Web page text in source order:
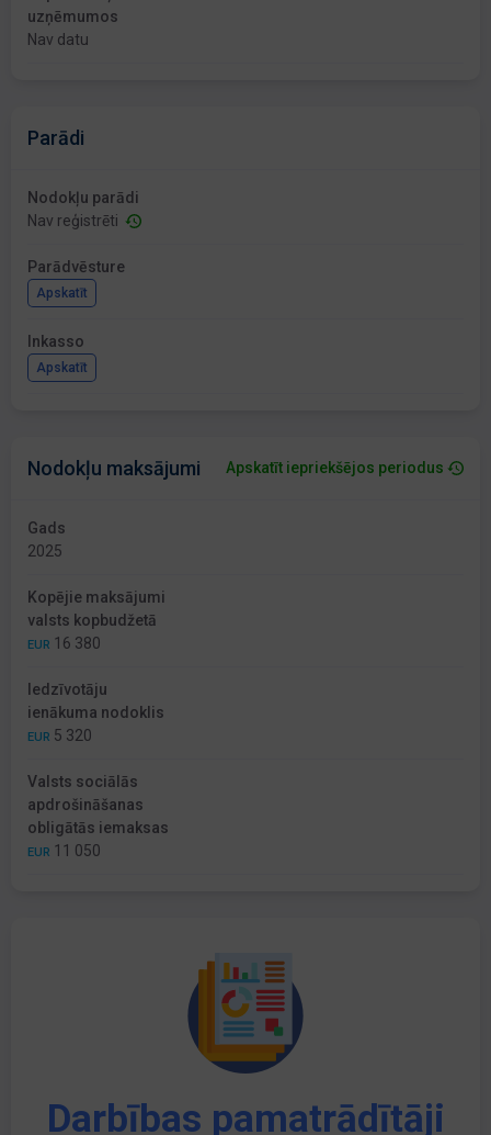
uzņēmumos
Nav datu
Parādi
Nodokļu parādi
Nav reģistrēti
Parādvēsture
Apskatīt
Inkasso
Apskatīt
Nodokļu maksājumi Apskatīt iepriekšējos periodus
Gads
2025
Kopējie maksājumi
valsts kopbudžetā
EUR 16 380
Iedzīvotāju
ienākuma nodoklis
EUR 5 320
Valsts sociālās
apdrošināšanas
obligātās iemaksas
EUR 11 050
Darbības pamatrādītāji